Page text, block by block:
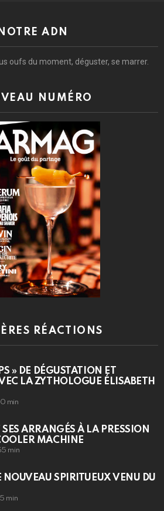
NOTRE ADN
oufs du moment, déguster, se marrer.
NUMÉRO
RÉACTIONS
» DE DÉGUSTATION ET
LA ZYTHOLOGUE ÉLISABETH
min
SES ARRANGÉS À LA PRESSION
MACHINE
min
NOUVEAU SPIRITUEUX VENU DU
min